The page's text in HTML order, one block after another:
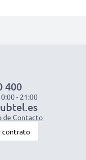
400
- 21:00
de Contacto
contrato